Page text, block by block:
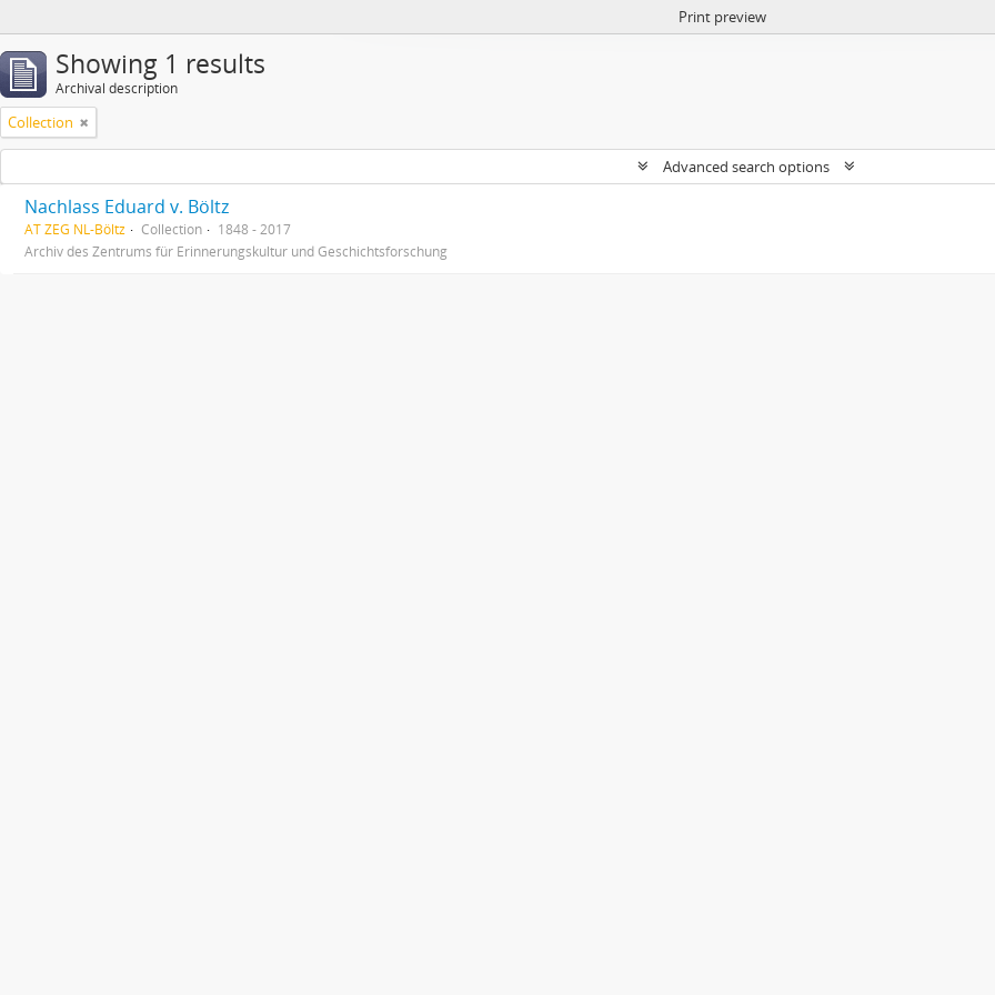
Print preview
Showing 1 results
Archival description
Collection
Advanced search options
Nachlass Eduard v. Böltz
AT ZEG NL-Böltz Collection
1848 - 2017
Archiv des Zentrums für Erinnerungskultur und Geschichtsforschung